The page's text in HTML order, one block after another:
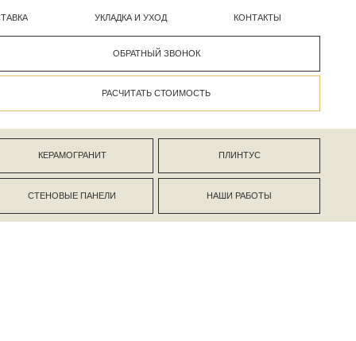
КОНТАКТЫ
УКЛАДКА И УХОД
НАШИ РАБОТЫ
ПЛИНТУС